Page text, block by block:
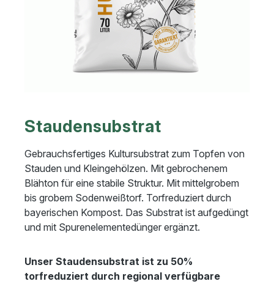
Staudensubstrat
Gebrauchsfertiges Kultursubstrat zum Topfen von
Stauden und Kleingehölzen. Mit gebrochenem
Blähton für eine stabile Struktur. Mit mittelgrobem
bis grobem Sodenweißtorf. Torfreduziert durch
bayerischen Kompost. Das Substrat ist aufgedüngt
und mit Spurenelementedünger ergänzt.
Unser Staudensubstrat ist zu 50%
torfreduziert durch regional verfügbare